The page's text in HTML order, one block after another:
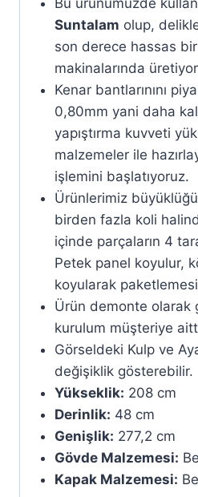
Suntalam olup,
son derece hassas
makinalarında
Kenar bantlarınını
0,80mm yani daha
yapıştırma kuvveti
malzemeler ile
işlemini başlatıyoruz.
Ürünlerimiz
birden fazla koli
içinde parçaların 4
Petek panel koyulur,
koyularak paketlemesi
Ürün demonte olarak
kurulum müşteriye
Görseldeki Kulp ve
değişiklik gösterebilir.
Yükseklik: 208 cm
Derinlik: 48 cm
Genişlik: 277,2 cm
Gövde Malzemesi:
Kapak Malzemesi: